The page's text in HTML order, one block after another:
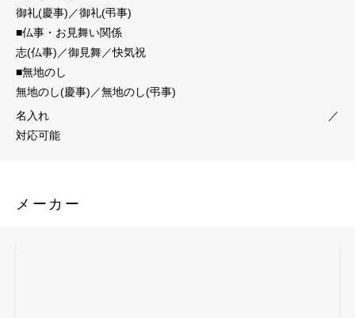
御礼(慶事)／御礼(弔事)
■仏事・お見舞い関係
志(仏事)／御見舞／快気祝
■無地のし
無地のし(慶事)／無地のし(弔事)
名入れ
／
対応可能
メーカー